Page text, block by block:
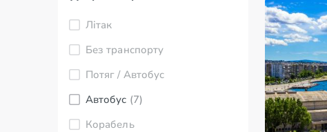
Літак
Без транспорту
Потяг / Автобус
Автобус (7)
Корабель